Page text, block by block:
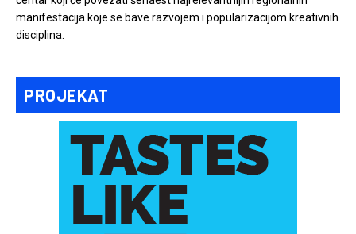
PROJEKAT
manifestacija koje se bave razvojem i popularizacijom kreativnih
disciplina.